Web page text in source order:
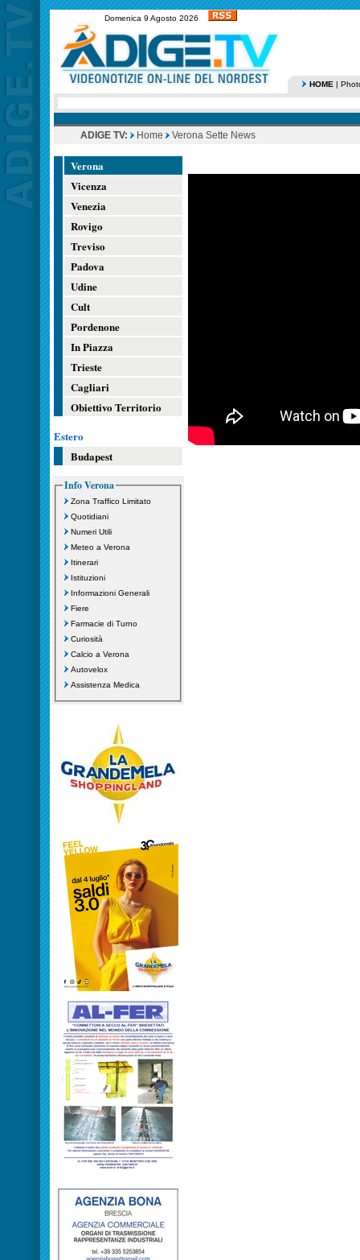
Domenica 9 Agosto 2026
HOME |
ADIGE TV: Home Verona Sette News
Verona
Vicenza
Venezia
Rovigo
Treviso
Padova
Udine
Cult
Pordenone
In Piazza
Trieste
Cagliari
Obiettivo Territorio
Estero
Budapest
Info Verona
Zona Traffico Limitato
Quotidiani
Numeri Utili
Meteo a Verona
Itinerari
Istituzioni
Informazioni Generali
Fiere
Farmacie di Turno
Curiosità
Calcio a Verona
Autovelox
Assistenza Medica